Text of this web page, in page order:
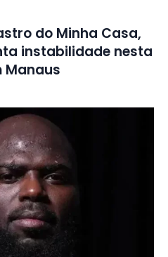
do Minha Casa,
instabilidade nesta